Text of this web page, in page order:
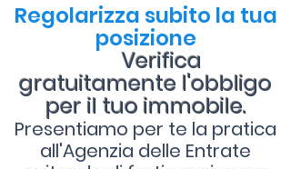
Regolarizza subito la tua
posizione
Verifica
gratuitamente l'obbligo
per il tuo immobile.
Presentiamo per te la pratica
all'Agenzia delle Entrate